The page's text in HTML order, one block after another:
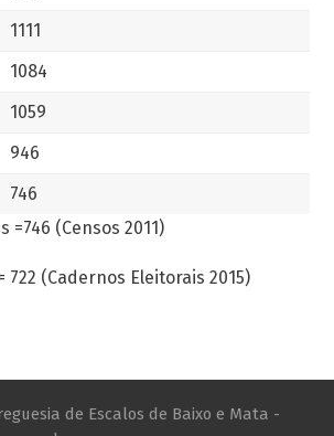
1111
1084
1059
946
746
=746 (Censos 2011)
722 (Cadernos Eleitorais 2015)
de Escalos de Baixo e Mata -